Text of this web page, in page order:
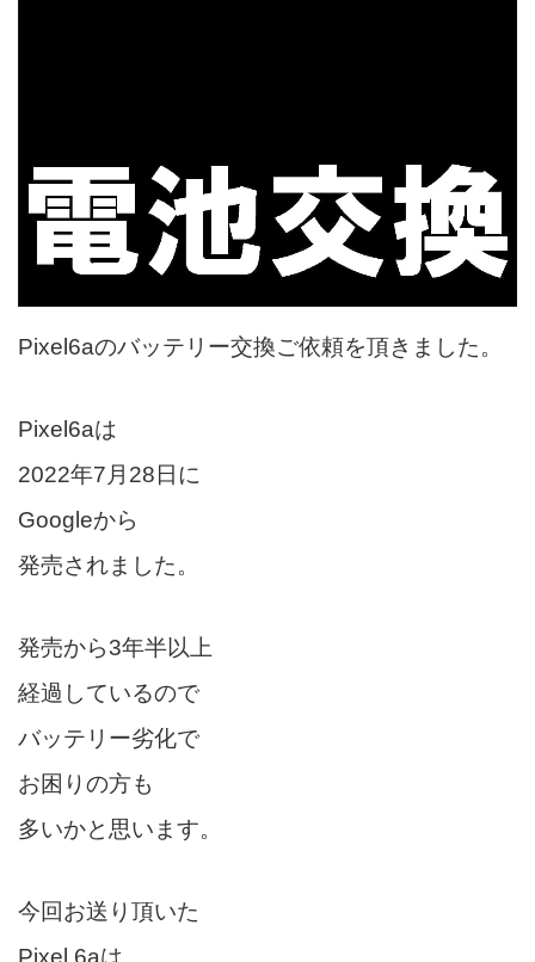
Pixel6aのバッテリー交換ご依頼を頂きました。
Pixel6aは
2022年7月28日に
Googleから
発売されました。
発売から3年半以上
経過しているので
バッテリー劣化で
お困りの方も
多いかと思います。
今回お送り頂いた
Pixel 6aは…